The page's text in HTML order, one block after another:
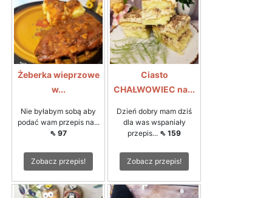
Żeberka wieprzowe
w...
Nie byłabym sobą aby
podać wam przepis na...
⇖ 97
Zobacz przepis!
Ciasto
CHAŁWOWIEC na...
Dzień dobry mam dziś
dla was wspaniały
przepis... ⇖ 159
Zobacz przepis!